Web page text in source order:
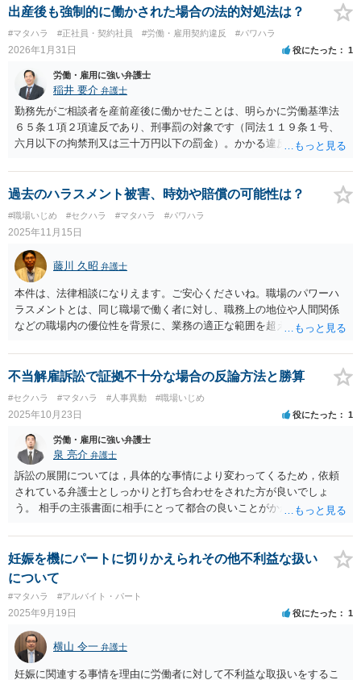
口や各都道府県の労働局に対して、産休を理由に不利益な取扱いをさ
出産後も強制的に働かされた場合の法的対処法は？
#マタハラ #正社員・契約社員 #労働・雇用契約違反 #パワハラ
2026年1月31日 役にたった 1
労働・雇用に強い弁護士
稲井 要介 弁護士
勤務先がご相談者を産前産後に働かせたことは、明らかに労働基準法
６５条１項２項違反であり、刑事罰の対象です（同法１１９条１号、
六月以下の拘禁刑又は三十万円以下の罰金）。かかる違反行為を労働
事上の請求として、①未払賃金の支払請求、②不法行為に基づく損害
賠償請求をすることが考えられます。②の損害額には、慰謝料の他
に、通院費などの実費が含まれます。 労働基準法 （産前産後） 第六
十五条 使用者は、六週間（多胎妊娠の場合にあつては、十四週間）
以内に出産する予定の女性が休業を請求した場合においては、その者
を就業させてはならない。 ② 使用者は、産後八週間を経過しない女
性を就業させてはならない。ただし、産後六週間を経過した女性が請
求した場合において、その者について医師が支障がないと認めた業務
に就かせることは、差し支えない。
過去のハラスメント被害、時効や賠償の可能性は？
#職場いじめ #セクハラ #マタハラ #パワハラ
2025年11月15日
藤川 久昭 弁護士
本件は、法律相談になりえます。ご安心くださいね。職場のパワーハ
ラスメントとは、同じ職場で働く者に対し、職務上の地位や人間関係
などの職場内の優位性を背景に、業務の適正な範囲を超えて、精神
本件の言動が、これらに該当するかどうか、証拠に基づいて、子細な
分析と慎重な対応が必要です。客観的証拠が不可欠です。１０年は時
効すれすれです。どうしてもどうしても納得いかなければ、この手の
問題に精通した弁護士等に、証拠等を直接示すなどして、詳細で分析
していただくのが良いと思われます。法的責任をきちんと追及された
い場合には、労働法にかなり詳しく、上記に関係した法理等にも通じ
た弁護士等に相談し、法的に正確に分析してもらい、今後の対応を検
討するべきです。
不当解雇訴訟で証拠不十分な場合の反論方法と勝算
#セクハラ #マタハラ #人事異動 #職場いじめ
2025年10月23日 役にたった 1
労働・雇用に強い弁護士
泉 亮介 弁護士
訴訟の展開については，具体的な事情により変わってくるため，依頼
されている弁護士としっかりと打ち合わせをされた方が良いでしょ
う。 相手の主張書面に相手にとって都合の良いことがかかれているこ
記載を裁判官がそのまま信用して判断をすると言うことは無いかと思
われます。
妊娠を機にパートに切りかえられその他不利益な扱い
について
#マタハラ #アルバイト・パート
2025年9月19日 役にたった 1
横山 令一 弁護士
妊娠に関連する事情を理由に労働者に対して不利益な取扱いをするこ